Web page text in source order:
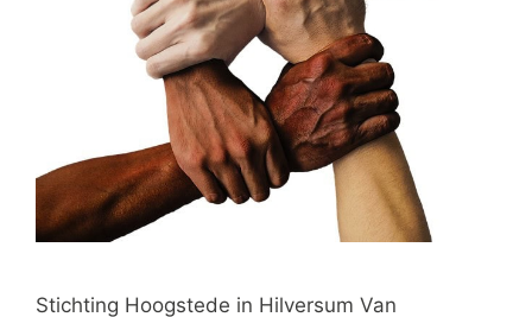
Stichting Hoogstede in Hilversum Van